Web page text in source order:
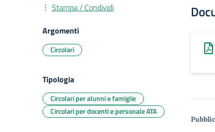
Stampa / Condividi
Argomenti
Circolari
Tipologia
Circolari per alunni e famiglie
Circolari per docenti e personale ATA